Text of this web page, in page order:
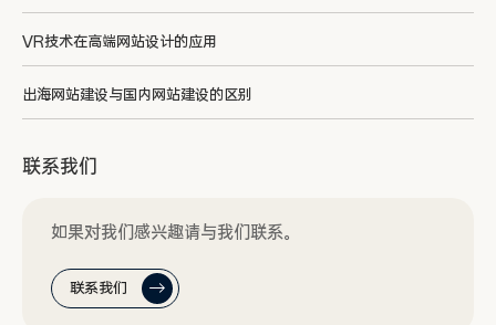
VR技术在高端网站设计的应用
出海网站建设与国内网站建设的区别
联系我们
如果对我们感兴趣请与我们联系。
联系我们